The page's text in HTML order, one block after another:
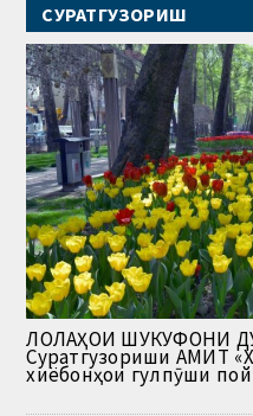
СУРАТГУЗОРИШ
ЛОЛАҲОИ ШУКУФОНИ
Суратгузориши АМИТ
хиёбонҳои гулпӯши